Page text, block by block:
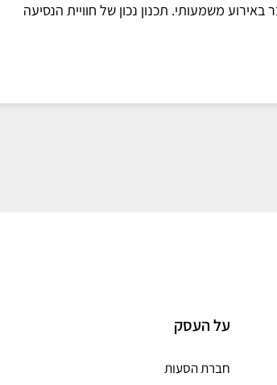
משמעותי. תכנון נכון של חוויית הנסיעה
על העסק
חברת הסעות